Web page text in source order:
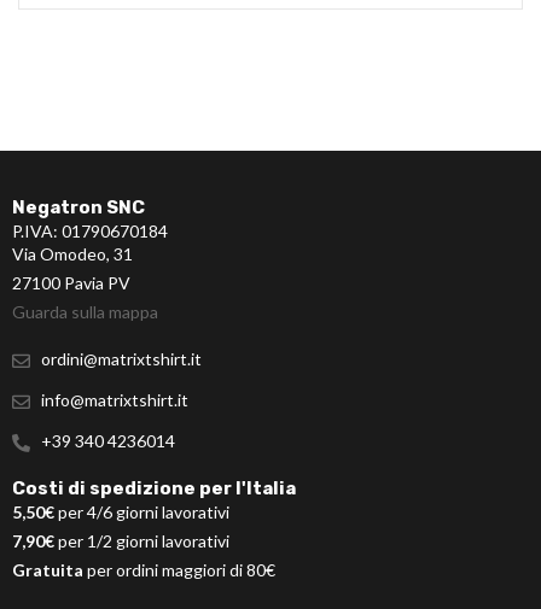
Negatron SNC
P.IVA: 01790670184
Via Omodeo, 31
27100 Pavia PV
Guarda sulla mappa
ordini@matrixtshirt.it
info@matrixtshirt.it
+39 340 4236014
Costi di spedizione per l'Italia
5,50€per 4/6 giorni lavorativi
7,90€per 1/2 giorni lavorativi
Gratuita per ordini maggiori di 80€